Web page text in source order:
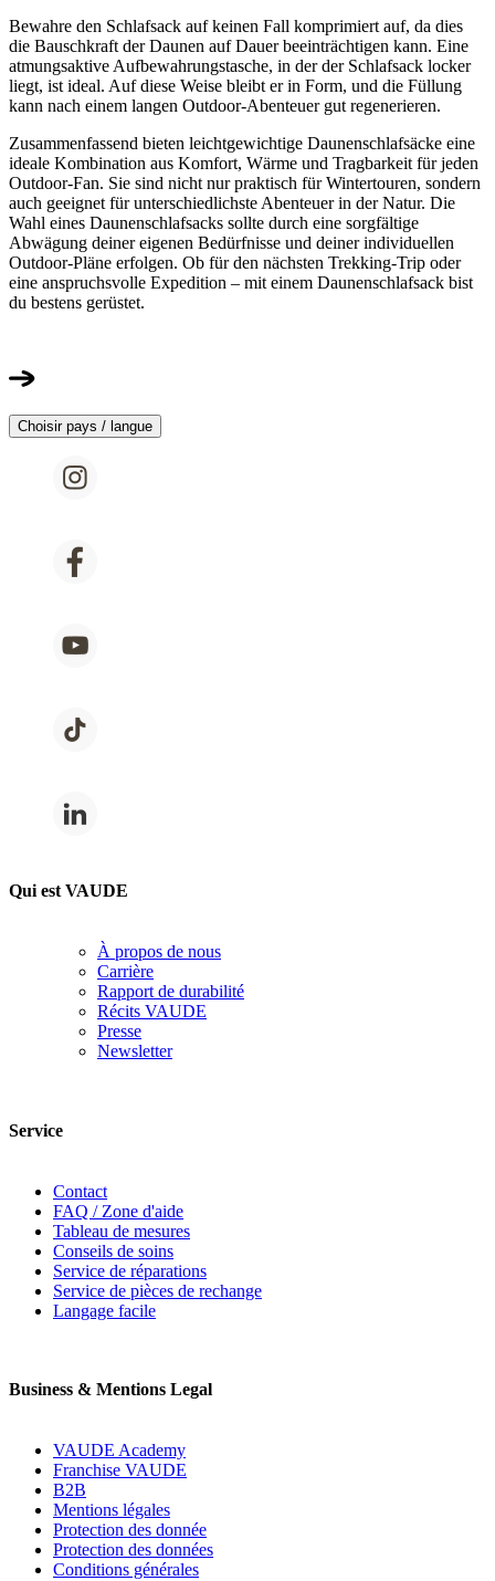
Bewahre den Schlafsack auf keinen Fall komprimiert auf, da dies
die Bauschkraft der Daunen auf Dauer beeinträchtigen kann. Eine
atmungsaktive Aufbewahrungstasche, in der der Schlafsack locker
liegt, ist ideal. Auf diese Weise bleibt er in Form, und die Füllung
kann nach einem langen Outdoor-Abenteuer gut regenerieren.
Zusammenfassend bieten leichtgewichtige Daunenschlafsäcke eine
ideale Kombination aus Komfort, Wärme und Tragbarkeit für jeden
Outdoor-Fan. Sie sind nicht nur praktisch für Wintertouren, sondern
auch geeignet für unterschiedlichste Abenteuer in der Natur. Die
Wahl eines Daunenschlafsacks sollte durch eine sorgfältige
Abwägung deiner eigenen Bedürfnisse und deiner individuellen
Outdoor-Pläne erfolgen. Ob für den nächsten Trekking-Trip oder
eine anspruchsvolle Expedition – mit einem Daunenschlafsack bist
du bestens gerüstet.
Choisir pays / langue
Qui est VAUDE
À propos de nous
Carrière
Rapport de durabilité
Récits VAUDE
Presse
Newsletter
Service
Contact
FAQ / Zone d'aide
Tableau de mesures
Conseils de soins
Service de réparations
Service de pièces de rechange
Langage facile
Business & Mentions Legal
VAUDE Academy
Franchise VAUDE
B2B
Mentions légales
Protection des donnée
Protection des données
Conditions générales